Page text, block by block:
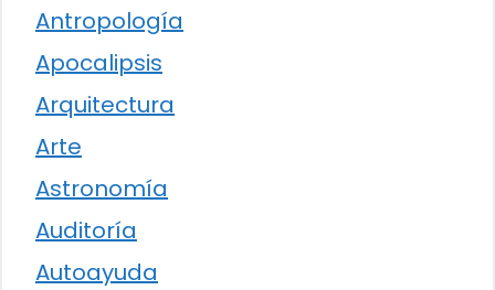
Antropología
Apocalipsis
Arquitectura
Arte
Astronomía
Auditoría
Autoayuda